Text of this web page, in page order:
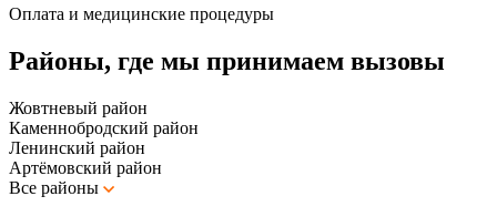
Оплата и медицинские процедуры
Районы, где мы принимаем вызовы
Жовтневый район
Каменнобродский район
Ленинский район
Артёмовский район
Все районы